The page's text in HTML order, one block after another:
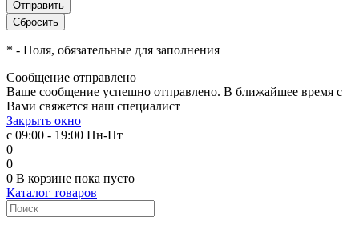
* - Поля, обязательные для заполнения
Сообщение отправлено
Ваше сообщение успешно отправлено. В ближайшее время с
Вами свяжется наш специалист
Закрыть окно
с 09:00 - 19:00 Пн-Пт
0
0
0 В корзине пока пусто
Каталог товаров